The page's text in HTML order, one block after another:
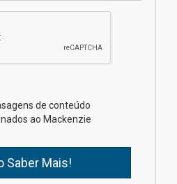
do Ensino Médio
os pais podem investir
educação dos filhos além da
de conteúdo
ao Mackenzie